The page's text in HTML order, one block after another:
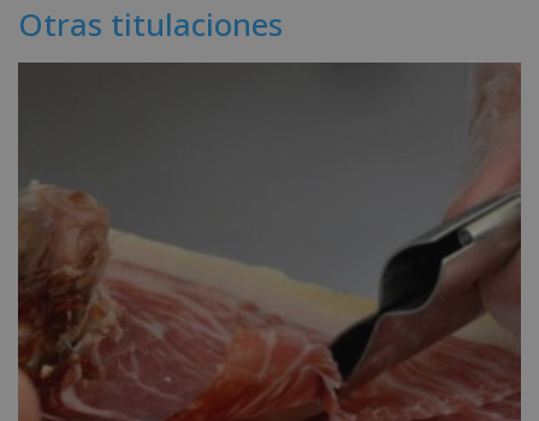
Otras titulaciones